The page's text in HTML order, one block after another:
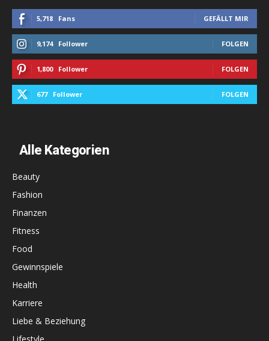
5,718 Fans GEFÄLLT MIR
9,174 Follower FOLGEN
1,800 Follower FOLGEN
677 Follower FOLGEN
Alle Kategorien
Beauty
Fashion
Finanzen
Fitness
Food
Gewinnspiele
Health
Karriere
Liebe & Beziehung